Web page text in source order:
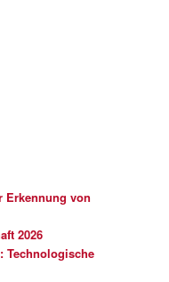
Erkennung von
2026
Technologische